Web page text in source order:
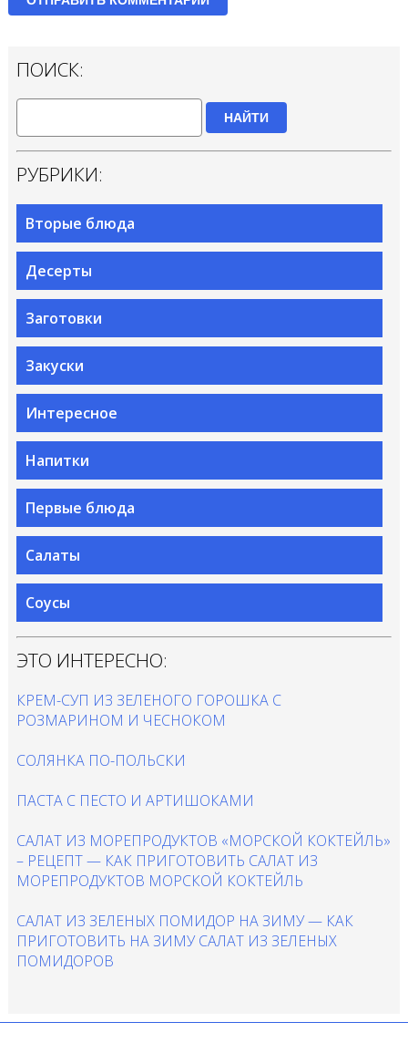
ПОИСК:
НАЙТИ
РУБРИКИ:
Вторые блюда
Десерты
Заготовки
Закуски
Интересное
Напитки
Первые блюда
Салаты
Соусы
ЭТО ИНТЕРЕСНО:
КРЕМ-СУП ИЗ ЗЕЛЕНОГО ГОРОШКА С
РОЗМАРИНОМ И ЧЕСНОКОМ
СОЛЯНКА ПО-ПОЛЬСКИ
ПАСТА С ПЕСТО И АРТИШОКАМИ
САЛАТ ИЗ МОРЕПРОДУКТОВ «МОРСКОЙ КОКТЕЙЛЬ»
– РЕЦЕПТ — КАК ПРИГОТОВИТЬ САЛАТ ИЗ
МОРЕПРОДУКТОВ МОРСКОЙ КОКТЕЙЛЬ
САЛАТ ИЗ ЗЕЛЕНЫХ ПОМИДОР НА ЗИМУ — КАК
ПРИГОТОВИТЬ НА ЗИМУ САЛАТ ИЗ ЗЕЛЕНЫХ
ПОМИДОРОВ